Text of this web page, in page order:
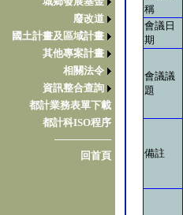
廢改道
國土計畫及區域計畫
其他專案計畫
相關法令
資訊整合查詢
都計業務表單下載
都計科ISO程序
────────
回首頁
稱
會議日
期
會議議
題
備註